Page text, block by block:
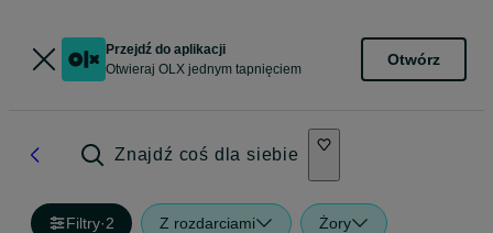
Przejdź do aplikacji
Otwieraj OLX jednym tapnięciem
Otwórz
Znajdź coś dla siebie
Filtry·2 Z rozdarciami Żory